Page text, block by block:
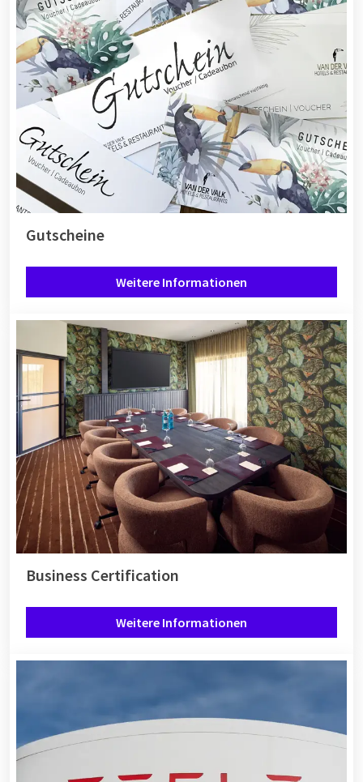
Gutscheine
Weitere Informationen
Business Certification
Weitere Informationen